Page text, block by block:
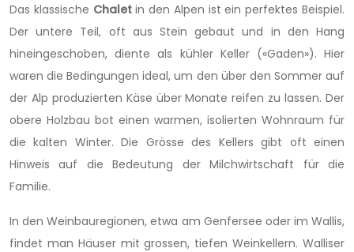
Das klassische Chaletin den Alpen ist ein perfektes Beispiel.
Der untere Teil, oft aus Stein gebaut und in den Hang
hineingeschoben, diente als kühler Keller («Gaden»). Hier
waren die Bedingungen ideal, um den über den Sommer auf
der Alp produzierten Käse über Monate reifen zu lassen. Der
obere Holzbau bot einen warmen, isolierten Wohnraum für
die kalten Winter. Die Grösse des Kellers gibt oft einen
Hinweis auf die Bedeutung der Milchwirtschaft für die
Familie.
In den Weinbauregionen, etwa am Genfersee oder im Wallis,
findet man Häuser mit grossen, tiefen Weinkellern. Walliser